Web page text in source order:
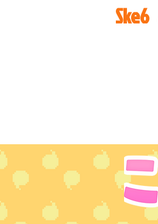
​Ske6